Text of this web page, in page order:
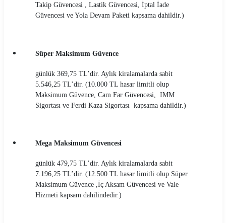
Takip Güvencesi , Lastik Güvencesi, İptal İade
Güvencesi ve Yola Devam Paketi kapsama dahildir.)
Süper Maksimum Güvence
günlük 369,75 TL’dir. Aylık kiralamalarda sabit
5.546,25 TL’dir. (10.000 TL hasar limitli olup
Maksimum Güvence, Cam Far Güvencesi, IMM
Sigortası ve Ferdi Kaza Sigortası kapsama dahildir.)
Mega Maksimum Güvencesi
günlük 479,75 TL’dir. Aylık kiralamalarda sabit
7.196,25 TL’dir. (12.500 TL hasar limitli olup Süper
Maksimum Güvence ,İç Aksam Güvencesi ve Vale
Hizmeti kapsam dahilindedir.)